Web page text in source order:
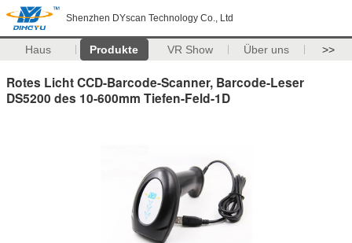
Shenzhen DYscan Technology Co., Ltd
Haus Produkte VR Show Über uns >>
Rotes Licht CCD-Barcode-Scanner, Barcode-Leser
DS5200 des 10-600mm Tiefen-Feld-1D